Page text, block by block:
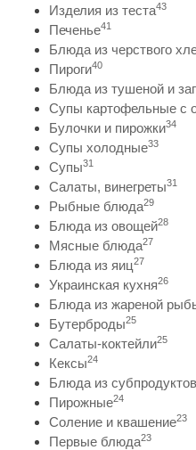
Изделия из теста43
Печенье41
Блюда из черствого
Пироги40
Блюда из тушеной и
Супы картофельные с
Булочки и пирожки34
Супы холодные33
Супы31
Салаты, винегреты31
Рыбные блюда29
Блюда из овощей28
Мясные блюда27
Блюда из яиц27
Украинская кухня26
Блюда из жареной
Бутерброды25
Салаты-коктейли25
Кексы24
Блюда из субпродуктов
Пирожные24
Соление и квашение23
Первые блюда23